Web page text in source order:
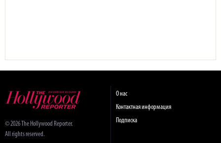
© 2026 The Hollywood Reporter.
All rights reserved.
О нас
Контактная информация
Подписка